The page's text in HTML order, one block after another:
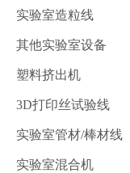
实验室造粒线
其他实验室设备
塑料挤出机
3D打印丝试验线
实验室管材/棒材线
实验室混合机